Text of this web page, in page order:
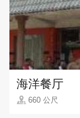
海洋餐厅
660 公尺